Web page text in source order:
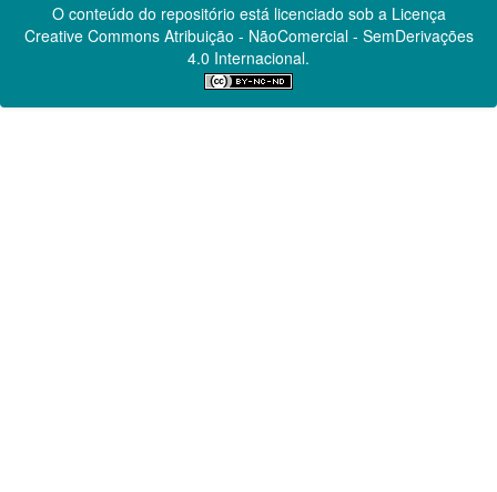
O conteúdo do repositório está licenciado sob a Licença
Creative CommonsAtribuição - NãoComercial - SemDerivações
4.0 Internacional.